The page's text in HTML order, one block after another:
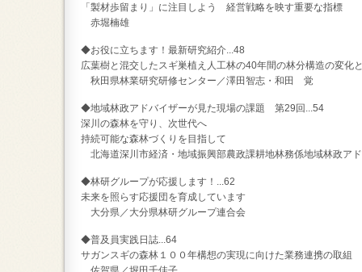
「製材歩留まり」に注目しよう 経営戦略を映す重要な指標
赤堀楠雄
◆お役に立ちます！最新研究紹介...48
広葉樹と混交したスギ巣植え人工林の40年間の林分構造の変化
秋田県林業研究研修センター／澤田智志・和田 覚
◆地域林政アドバイザーが見た現場の課題 第29回...54
深川の森林を守り、次世代へ
持続可能な森林づくりを目指して
北海道深川市経済・地域振興部農政課耕地林務係地域林政ア
◆林研グループが応援します！...62
未来を照らす応援団を育成しています
大分県／大分県林研グループ連合会
◆普及員実践日誌...64
サガンスギの森林１００年構想の実現に向けた業務連携の取組